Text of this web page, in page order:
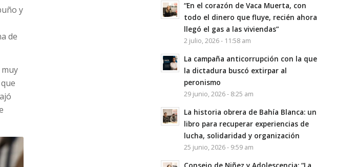
y
de
“En el corazón de Vaca Muerta, con
todo el dinero que fluye, recién ahora
llegó el gas a las viviendas”
2 julio, 2026 - 11:58 am
La campaña anticorrupción con la que
la dictadura buscó extirpar al
peronismo
29 junio, 2026 - 8:25 am
La historia obrera de Bahía Blanca: un
libro para recuperar experiencias de
lucha, solidaridad y organización
25 junio, 2026 - 9:59 am